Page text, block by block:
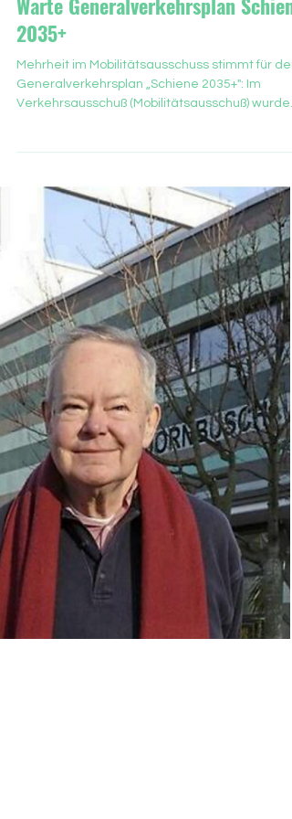
FAZ, 21.01.2026
Mit der U-Bahn zur Sachsenhäuser
Warte Generalverkehrsplan Schiene
Generalverkehrsplan „Schiene 2035+": Im
Verkehrsausschuß (Mobilitätsausschuß) wurde
am Montag, den 19.1.2026, über den
Generalverkehrsplan „Schiene 2035+“
Frank Nagel (CDU) erinnerte daran, dass die
frühere Einschätzung auf Zahlen aus dem Jahr
1976 beruht habe. Es sei gut, dass die
jetzt sauber erarbeitet worden seien. Die CDU
fordert in einem Antrag, die elf städtischen
Projekte mit Prioritäten zu versehen